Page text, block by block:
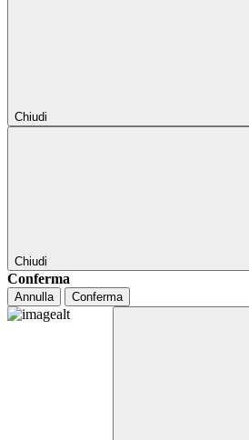
Chiudi
Chiudi
Conferma
Annulla Conferma